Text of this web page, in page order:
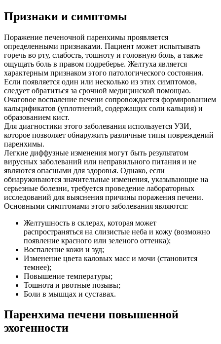
Признаки и симптомы
Поражение печеночной паренхимы проявляется
определенными признаками. Пациент может испытывать
горечь во рту, слабость, тошноту и головную боль, а также
ощущать боль в правом подреберье. Желтуха является
характерным признаком этого патологического состояния.
Если появляется один или несколько из этих симптомов,
следует обратиться за срочной медицинской помощью.
Очаговое воспаление печени сопровождается формированием
кальцификатов (уплотнений, содержащих соли кальция) и
образованием кист.
Для диагностики этого заболевания используется УЗИ,
которое позволяет обнаружить различные типы повреждений
паренхимы.
Легкие диффузные изменения могут быть результатом
вирусных заболеваний или неправильного питания и не
являются опасными для здоровья. Однако, если
обнаруживаются значительные изменения, указывающие на
серьезные болезни, требуется проведение лабораторных
исследований для выяснения причины поражения печени.
Основными симптомами этого заболевания являются:
Желтушность в склерах, которая может
распространяться на слизистые неба и кожу (возможно
появление красного или зеленого оттенка);
Воспаление кожи и зуд;
Изменение цвета каловых масс и мочи (становится
темнее);
Повышение температуры;
Тошнота и рвотные позывы;
Боли в мышцах и суставах.
Паренхима печени повышенной
эхогенности